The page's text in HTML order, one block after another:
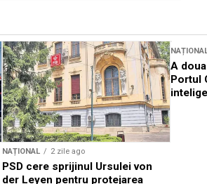
NAȚIONAL 2 zile ago
PSD cere sprijinul Ursulei von
der Leyen pentru protejarea
Sursă foto:
A
Portul